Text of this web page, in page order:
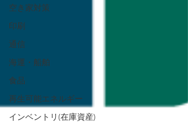
空き家対策
印刷
通信
海運・船舶
食品
再生可能エネルギー
インベントリ(在庫資産)